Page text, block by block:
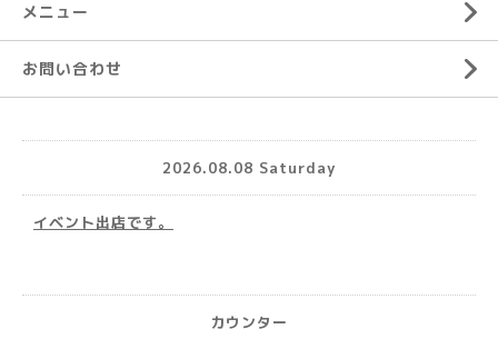
メニュー
お問い合わせ
2026.08.08 Saturday
イベント出店です。
カウンター